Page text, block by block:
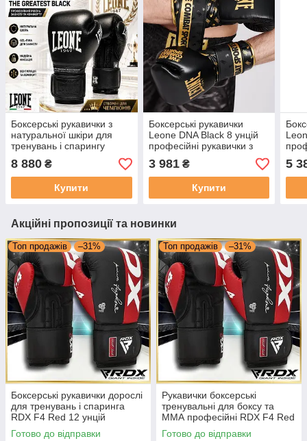
Боксерські рукавички з
натуральної шкіри для
тренувань і спарингу
професійні Leone GN111
THE GREATEST Black 10
унцій
8 880 ₴
Купити
Боксерські рукавички
Leone DNA Black 8 унцій
професійні рукавички з
натуральної шкіри для
боксу, кікбоксингу та муай-
тай
3 981₴
Купити
тай
5
Акційні пропозиції та новинки
Топ продажів –31%
Боксерські рукавички дорослі
для тренувань і спаринга
RDX F4 Red 12 унцій
Готово до відправки
Топ продажів –31%
Рукавички боксерські
тренувальні для боксу та
ММА професійні RDX F4 Red
16 унцій
Готово до відправки